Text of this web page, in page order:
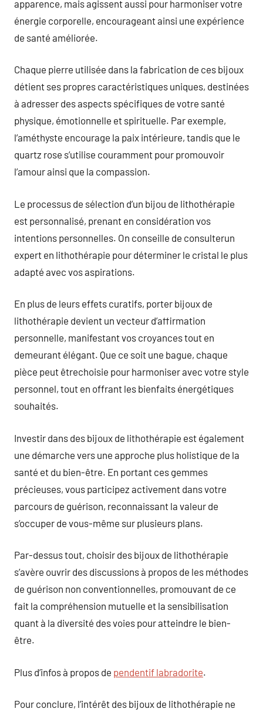
apparence, mais agissent aussi pour harmoniser votre
énergie corporelle, encourageant ainsi une expérience
de santé améliorée.
Chaque pierre utilisée dans la fabrication de ces bijoux
détient ses propres caractéristiques uniques, destinées
à adresser des aspects spécifiques de votre santé
physique, émotionnelle et spirituelle. Par exemple,
l’améthyste encourage la paix intérieure, tandis que le
quartz rose s’utilise couramment pour promouvoir
l’amour ainsi que la compassion.
Le processus de sélection d’un bijou de lithothérapie
est personnalisé, prenant en considération vos
intentions personnelles. On conseille de consulterun
expert en lithothérapie pour déterminer le cristal le plus
adapté avec vos aspirations.
En plus de leurs effets curatifs, porter bijoux de
lithothérapie devient un vecteur d’affirmation
personnelle, manifestant vos croyances tout en
demeurant élégant. Que ce soit une bague, chaque
pièce peut êtrechoisie pour harmoniser avec votre style
personnel, tout en offrant les bienfaits énergétiques
souhaités.
Investir dans des bijoux de lithothérapie est également
une démarche vers une approche plus holistique de la
santé et du bien-être. En portant ces gemmes
précieuses, vous participez activement dans votre
parcours de guérison, reconnaissant la valeur de
s’occuper de vous-même sur plusieurs plans.
Par-dessus tout, choisir des bijoux de lithothérapie
s’avère ouvrir des discussions à propos de les méthodes
de guérison non conventionnelles, promouvant de ce
fait la compréhension mutuelle et la sensibilisation
quant à la diversité des voies pour atteindre le bien-
être.
Plus d’infos à propos de pendentif labradorite.
Pour conclure, l’intérêt des bijoux de lithothérapie ne